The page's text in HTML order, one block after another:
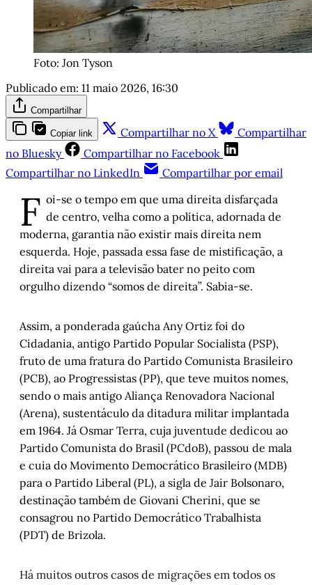
Foto: Jon Tyson
Publicado em: 11 maio 2026, 16:30
Compartilhar
Copiar link Compartilhar no X
Compartilhar
no Bluesky
Compartilhar no Facebook
Compartilhar no LinkedIn
Compartilhar por email
F oi-se o tempo em que uma direita disfarçada
de centro, velha como a política, adornada de
moderna, garantia não existir mais direita nem
esquerda. Hoje, passada essa fase de mistificação, a
direita vai para a televisão bater no peito com
orgulho dizendo “somos de direita”. Sabia-se.
Assim, a ponderada gaúcha Any Ortiz foi do
Cidadania, antigo Partido Popular Socialista (PSP),
fruto de uma fratura do Partido Comunista Brasileiro
(PCB), ao Progressistas (PP), que teve muitos nomes,
sendo o mais antigo Aliança Renovadora Nacional
(Arena), sustentáculo da ditadura militar implantada
em 1964. Já Osmar Terra, cuja juventude dedicou ao
Partido Comunista do Brasil (PCdoB), passou de mala
e cuia do Movimento Democrático Brasileiro (MDB)
para o Partido Liberal (PL), a sigla de Jair Bolsonaro,
destinação também de Giovani Cherini, que se
consagrou no Partido Democrático Trabalhista
(PDT) de Brizola.
Há muitos outros casos de migrações em todos os